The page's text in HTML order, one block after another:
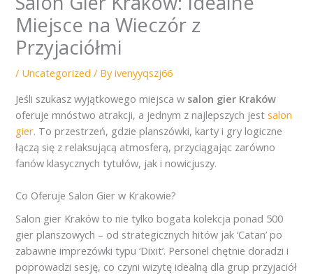
Miejsce na Wieczór z
Przyjaciółmi
/ Uncategorized / Byivenyyqszj66
Jeśli szukasz wyjątkowego miejsca w salon gier Kraków
oferuje mnóstwo atrakcji, a jednym z najlepszych jestsalon
gier. To przestrzeń, gdzie planszówki, karty i gry logiczne
łączą się z relaksującą atmosferą, przyciągając zarówno
fanów klasycznych tytułów, jak i nowicjuszy.
Co Oferuje Salon Gier w Krakowie?
Salon gier Kraków to nie tylko bogata kolekcja ponad 500
gier planszowych – od strategicznych hitów jak ‘Catan’ po
zabawne imprezówki typu ‘Dixit’. Personel chętnie doradzi i
poprowadzi sesję, co czyni wizytę idealną dla grup przyjaciół